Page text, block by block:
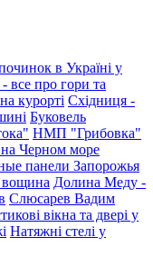
в Україні у
все про гори та
курорті Східниця -
Буковель
НМП "Грибовка"
Черном море
панели Запорожья
вощина Долина Меду -
Слюсарев Вадим
вікна та двері у
Натяжні стелі у